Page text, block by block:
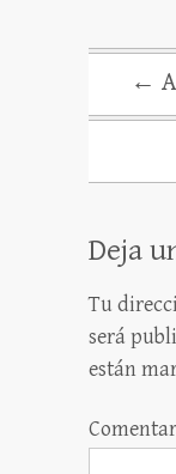
←
Deja
Tu
será
están